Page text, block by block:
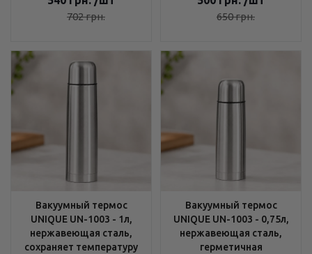
702грн. 650грн.
Вакуумный термос
UNIQUE UN-1003 - 1л,
нержавеющая сталь,
сохраняет температуру
Вакуумный термос
UNIQUE UN-1003 - 0,75л,
нержавеющая сталь,
герметичная